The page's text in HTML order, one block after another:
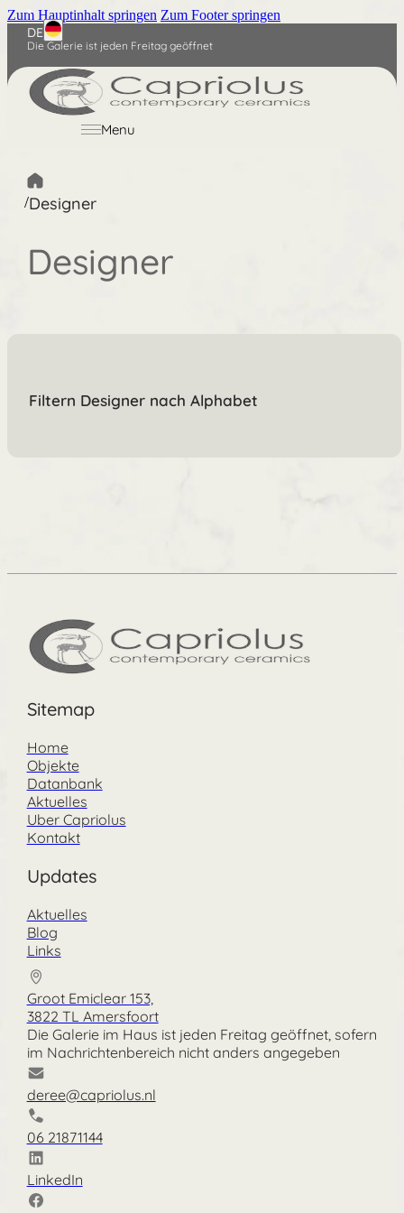
Zum Hauptinhalt springen Zum Footer springen
Die Galerie ist jeden Freitag geöffnet
DE
Nederlands
Menu
/Designer
Designer
Filtern Designer nach Alphabet
Sitemap
Home
Objekte
Datanbank
Aktuelles
Uber Capriolus
Kontakt
Updates
Aktuelles
Blog
Links
Groot Emiclear 153,
3822 TL Amersfoort
Die Galerie im Haus ist jeden Freitag geöffnet, sofern
im Nachrichtenbereich nicht anders angegeben
deree@capriolus.nl
06 21871144
LinkedIn